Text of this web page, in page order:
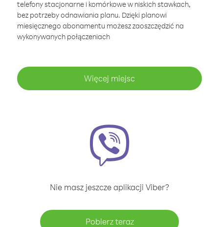
telefony stacjonarne i komórkowe w niskich stawkach,
bez potrzeby odnawiania planu. Dzięki planowi
miesięcznego abonamentu możesz zaoszczędzić na
wykonywanych połączeniach
Więcej miejsc
Nie masz jeszcze aplikacji Viber?
Pobierz teraz